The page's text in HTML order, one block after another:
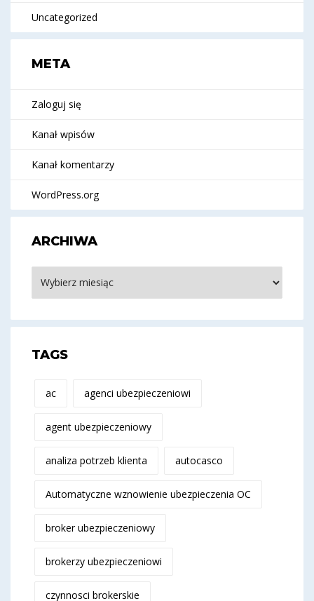
Uncategorized
META
Zaloguj się
Kanał wpisów
Kanał komentarzy
WordPress.org
ARCHIWA
TAGS
ac agenci ubezpieczeniowi
agent ubezpieczeniowy
analiza potrzeb klienta autocasco
Automatyczne wznowienie ubezpieczenia OC
broker ubezpieczeniowy
brokerzy ubezpieczeniowi
czynnosci brokerskie